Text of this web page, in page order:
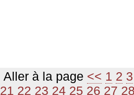
Aller à la page << 1 2 3
21 22 23 24 25 26 27